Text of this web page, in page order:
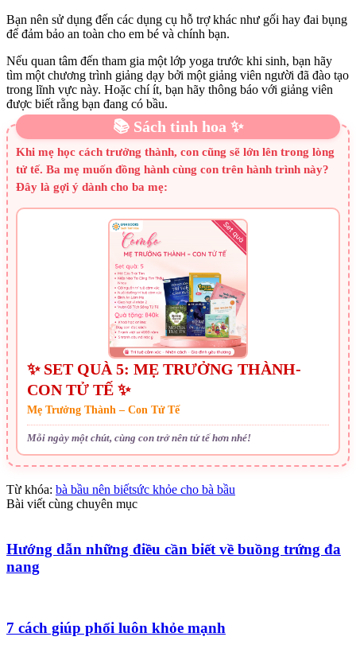
Bạn nên sử dụng đến các dụng cụ hỗ trợ khác như gối hay đai bụng
để đảm bảo an toàn cho em bé và chính bạn.
Nếu quan tâm đến tham gia một lớp yoga trước khi sinh, bạn hãy
tìm một chương trình giảng dạy bởi một giảng viên người đã đào tạo
trong lĩnh vực này. Hoặc chí ít, bạn hãy thông báo với giảng viên
được biết rằng bạn đang có bầu.
📚 Sách tinh hoa ✨
Khi mẹ học cách trưởng thành, con cũng sẽ lớn lên trong lòng
tử tế. Ba mẹ muốn đồng hành cùng con trên hành trình này?
Đây là gợi ý dành cho ba mẹ:
✨ SET QUÀ 5: MẸ TRƯỞNG THÀNH-
CON TỬ TẾ ✨
Mẹ Trưởng Thành – Con Tử Tế
Mỗi ngày một chút, cùng con trở nên tử tế hơn nhé!
Từ khóa: bà bầu nên biếtsức khỏe cho bà bầu
Bài viết cùng chuyên mục
Hướng dẫn những điều cần biết về buồng trứng đa
nang
7 cách giúp phổi luôn khỏe mạnh